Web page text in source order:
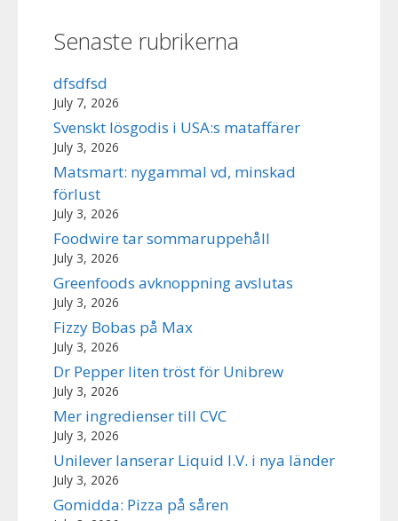
Senaste rubrikerna
dfsdfsd
July 7, 2026
Svenskt lösgodis i USA:s mataffärer
July 3, 2026
Matsmart: nygammal vd, minskad
förlust
July 3, 2026
Foodwire tar sommaruppehåll
July 3, 2026
Greenfoods avknoppning avslutas
July 3, 2026
Fizzy Bobas på Max
July 3, 2026
Dr Pepper liten tröst för Unibrew
July 3, 2026
Mer ingredienser till CVC
July 3, 2026
Unilever lanserar Liquid I.V. i nya länder
July 3, 2026
Gomidda: Pizza på såren